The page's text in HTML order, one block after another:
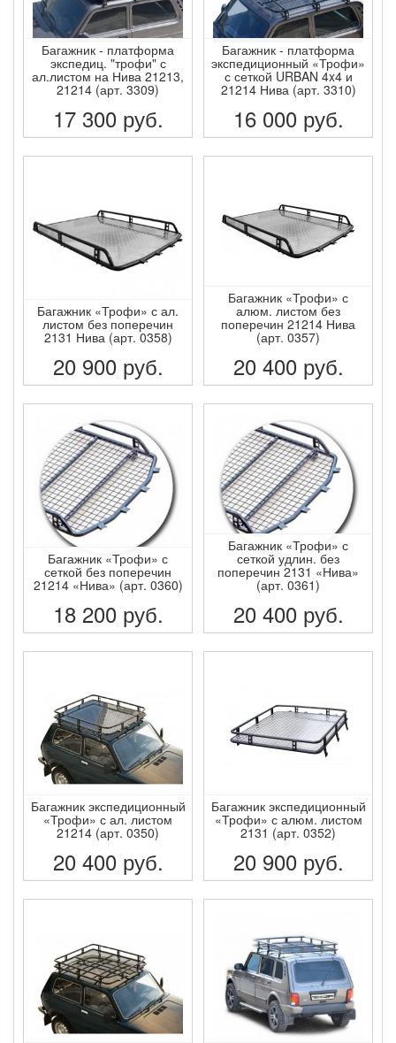
Багажник - платформа
экспедиц. "трофи" с
ал.листом на Нива 21213,
21214 (арт. 3309)
17 300 руб.
ПОДРОБНЕЕ
Багажник - платформа
экспедиционный «Трофи»
с сеткой URBAN 4x4 и
21214 Нива (арт. 3310)
16 000 руб.
ПОДРОБНЕЕ
Багажник «Трофи» с ал.
листом без поперечин
2131 Нива (арт. 0358)
20 900 руб.
ПОДРОБНЕЕ
Багажник «Трофи» с
алюм. листом без
поперечин 21214 Нива
(арт. 0357)
20 400 руб.
ПОДРОБНЕЕ
Багажник «Трофи» с
сеткой без поперечин
21214 «Нива» (арт. 0360)
18 200 руб.
ПОДРОБНЕЕ
Багажник «Трофи» с
сеткой удлин. без
поперечин 2131 «Нива»
(арт. 0361)
20 400 руб.
ПОДРОБНЕЕ
Багажник экспедиционный
«Трофи» с ал. листом
21214 (арт. 0350)
20 400 руб.
ПОДРОБНЕЕ
Багажник экспедиционный
«Трофи» с алюм. листом
2131 (арт. 0352)
20 900 руб.
ПОДРОБНЕЕ